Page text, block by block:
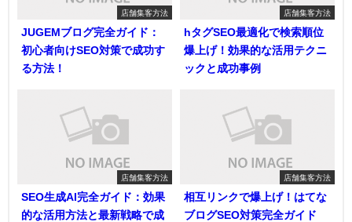
店舗集客方法
JUGEMブログ完全ガイド：
初心者向けSEO対策で成功す
る方法！
店舗集客方法
hタグSEO最適化で検索順位
爆上げ！効果的な活用テクニ
ックと成功事例
店舗集客方法
SEO生成AI完全ガイド：効果
的な活用方法と最新戦略で成
店舗集客方法
相互リンクで爆上げ！はてな
ブログSEO対策完全ガイド